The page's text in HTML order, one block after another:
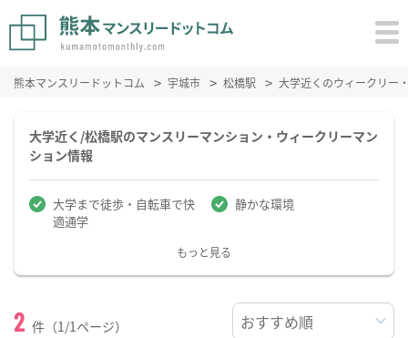
熊本マンスリードットコム 宇城市 松橋駅 大学近くのウィークリー
大学近く/松橋駅のマンスリーマンション・ウィークリーマン
ション情報
大学まで徒歩・自転車で快
適通学
静かな環境
もっと見る
2 件（1/1ページ）